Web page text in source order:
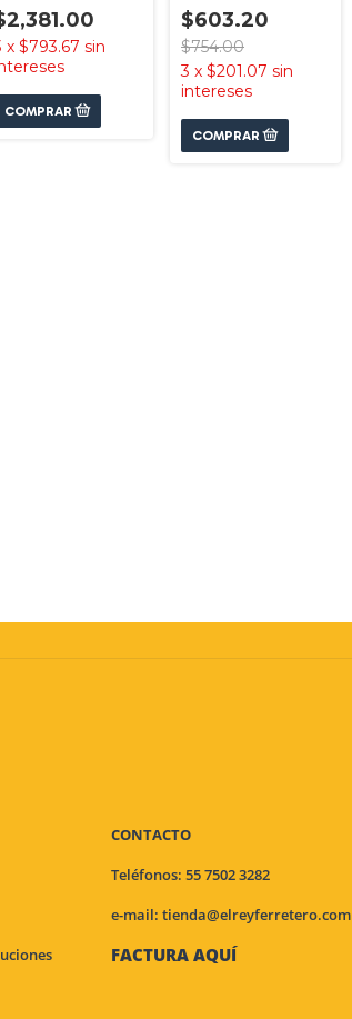
x $793.67 sin
$603.20
$754.00
3 x $201.07 sin
intereses
CONTACTO
Teléfonos: 55 7502 3282
e-mail: tienda@elreyferretero.com
FACTURA AQUÍ